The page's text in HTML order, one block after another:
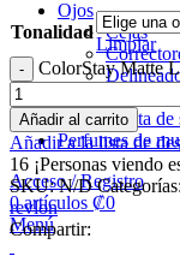
Ojos
Cejas
Paleta de
Perfumes de
Acceso / Registro
0artículos ₡0
Menú
Tonalidad
Limpiar
ColorStay Matte
Añadir al carrito
Añadir a la lista de
16 ¡Personas viendo
SKU:N/DCategorías:
revlon
Compartir: